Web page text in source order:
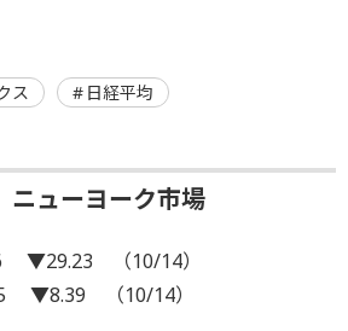
ス 日経平均
ニューヨーク市場
▼29.23 （10/14）
▼8.39 （10/14）